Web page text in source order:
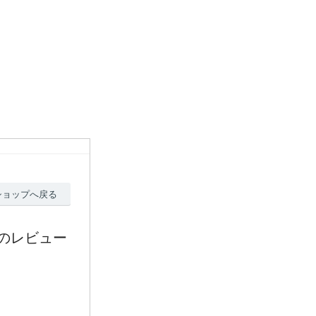
ップへ戻る
レビュー